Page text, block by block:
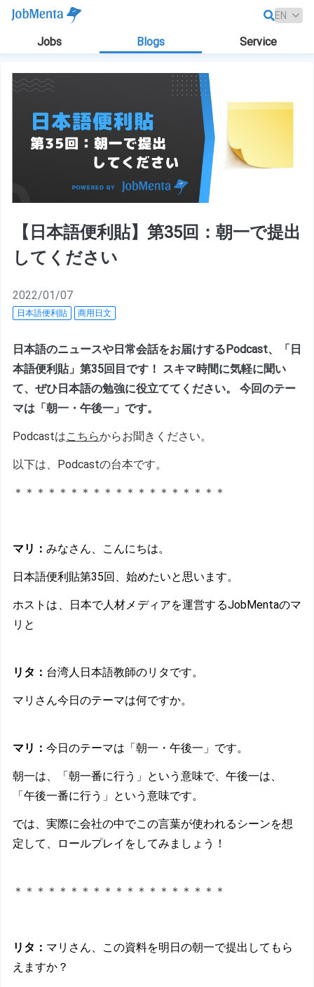
Jobs Blogs Service
【日本語便利貼】第35回：朝一で提出
してください
2022/01/07
日本語便利貼 商用日文
日本語のニュースや日常会話をお届けするPodcast、「日
本語便利貼」第35回目です！ スキマ時間に気軽に聞い
て、ぜひ日本語の勉強に役立ててください。 今回のテー
マは「朝一・午後一」です。
Podcastはこちらからお聞きください。
以下は、Podcastの台本です。
＊＊＊＊＊＊＊＊＊＊＊＊＊＊＊＊＊＊＊
マリ ： みなさん、こんにちは。
日本語便利貼第35回、始めたいと思います。
ホストは、日本で人材メディアを運営するJobMentaのマ
リと
リタ： 台湾人日本語教師のリタです。
マリさん今日のテーマは何ですか。
マリ： 今日のテーマは「朝一・ 午後一 」です。
朝一は、「朝一番に行う」という意味で、午後一は、
「午後一番に行う」という意味です。
では、実際に会社の中でこの言葉が使われるシーンを想
定して、ロールプレイをしてみましょう！
＊＊＊＊＊＊＊＊＊＊＊＊＊＊＊＊＊＊＊
リタ： マリさん、この資料を明日の朝一で提出してもら
えますか？